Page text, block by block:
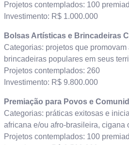
Projetos contemplados: 100
Investimento: R$ 1.000.000
Bolsas Artísticas e Brincadeiras
Categorias: projetos que
brincadeiras populares em seus
Projetos contemplados: 260
Investimento: R$ 9.800.000
Premiação para Povos e
Categorias: práticas exitosas e
africana e/ou afro-brasileira, cigana
Projetos contemplados: 100